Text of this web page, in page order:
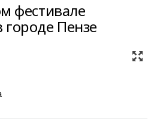
фестивале
Пензе